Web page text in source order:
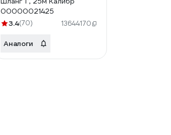
00000021425
3.4(70) 13644170
Аналоги